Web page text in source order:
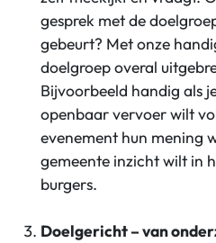
gesprek met de
gebeurt? Met onze
doelgroep overal
Bijvoorbeeld handig als
openbaar vervoer wilt
evenement hun mening
gemeente inzicht wilt in
burgers.
Doelgericht – van